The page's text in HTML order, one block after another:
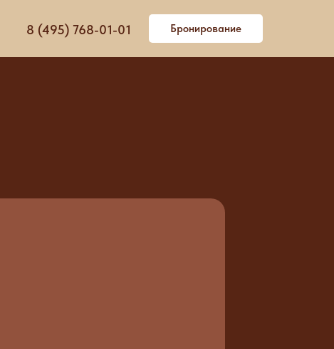
Бронирование
8 (495) 768-01-01